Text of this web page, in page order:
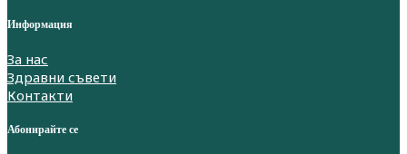
Информация
За нас
Здравни съвети
Контакти
Абонирайте се